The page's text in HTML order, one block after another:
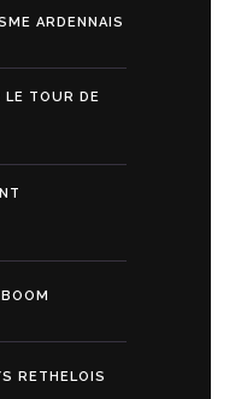
ARDENNAIS
LE TOUR DE
RETHELOIS